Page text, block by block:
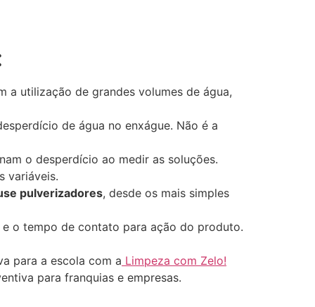
a utilização de grandes volumes de água,
de água no enxágue. Não é a
o desperdício ao medir as soluções.
variáveis.
pulverizadores, desde os mais simples
o tempo de contato para ação do produto.
para a escola com a Limpeza com Zelo!
para franquias e empresas.